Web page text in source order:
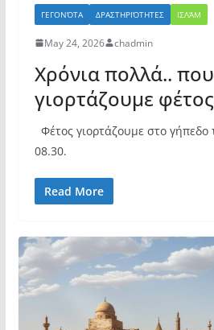
ΓΕΓΟΝΌΤΑ ΔΡΑΣΤΗΡΙΌΤΗΤΕΣ ΙΣΛΆΜ
May 24, 2026 chadmin
Χρόνια πολλά.. που
γιορτάζουμε
Φέτος γιορτάζουμε στο γήπεδο
08.30.
Read More